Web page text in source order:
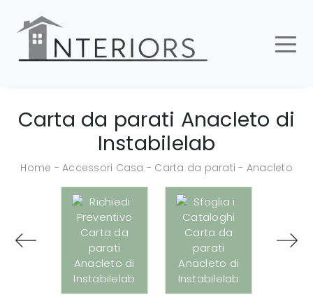
Carta da parati Anacleto di
Instabilelab
Home - Accessori Casa - Carta da parati - Anacleto